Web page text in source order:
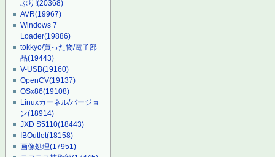
ぷり!(20368)
AVR(19967)
Windows 7
Loader(19886)
tokkyo/買った物/電子部
品(19443)
V-USB(19160)
OpenCV(19137)
OSx86(19108)
Linuxカーネル/バージョ
ン(18914)
JXD S5110(18443)
IBOutlet(18158)
画像処理(17951)